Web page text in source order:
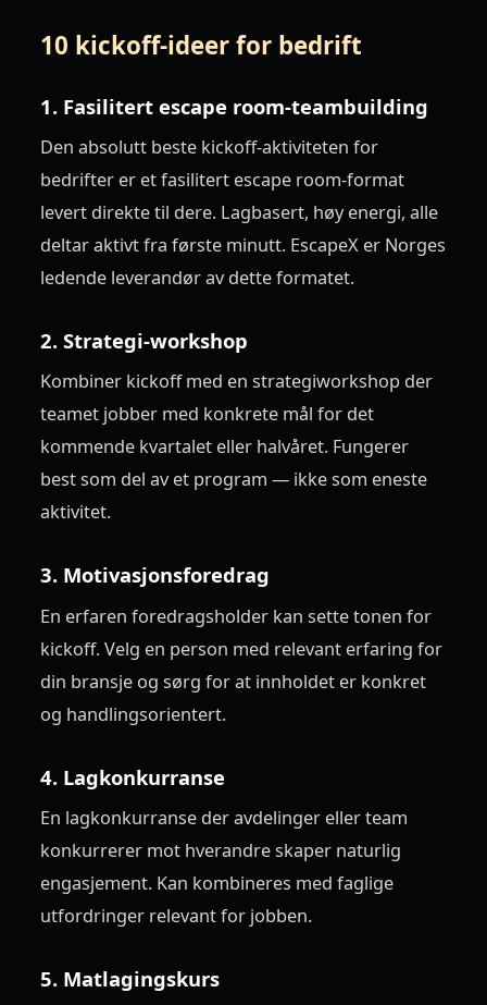
10 kickoff-ideer for bedrift
1. Fasilitert escape room-teambuilding
Den absolutt beste kickoff-aktiviteten for
bedrifter er et fasilitert escape room-format
levert direkte til dere. Lagbasert, høy energi, alle
deltar aktivt fra første minutt. EscapeX er Norges
ledende leverandør av dette formatet.
2. Strategi-workshop
Kombiner kickoff med en strategiworkshop der
teamet jobber med konkrete mål for det
kommende kvartalet eller halvåret. Fungerer
best som del av et program — ikke som eneste
aktivitet.
3. Motivasjonsforedrag
En erfaren foredragsholder kan sette tonen for
kickoff. Velg en person med relevant erfaring for
din bransje og sørg for at innholdet er konkret
og handlingsorientert.
4. Lagkonkurranse
En lagkonkurranse der avdelinger eller team
konkurrerer mot hverandre skaper naturlig
engasjement. Kan kombineres med faglige
utfordringer relevant for jobben.
5. Matlagingskurs